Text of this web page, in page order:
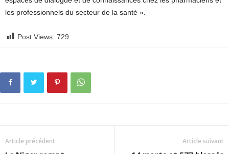
les professionnels du secteur de la santé ».
Post Views: 729
Article précédent Article suivant